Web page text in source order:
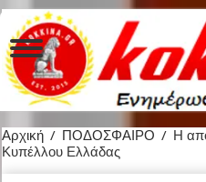
Αρχική / ΠΟΔΟΣΦΑΙΡΟ / Η
Κυπέλλου Ελλάδας